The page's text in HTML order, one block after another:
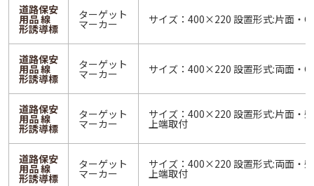
道路保安
用品 線
形誘導標
ターゲット
マーカー サイズ：400×220 設置形式:片面・
道路保安
用品 線
形誘導標
ターゲット
マーカー サイズ：400×220 設置形式:両面・
道路保安
用品 線
形誘導標
ターゲット
マーカー
サイズ：400×220 設置形式:片面・
上端取付
道路保安
用品 線
形誘導標
ターゲット
マーカー
サイズ：400×220 設置形式:両面・
上端取付